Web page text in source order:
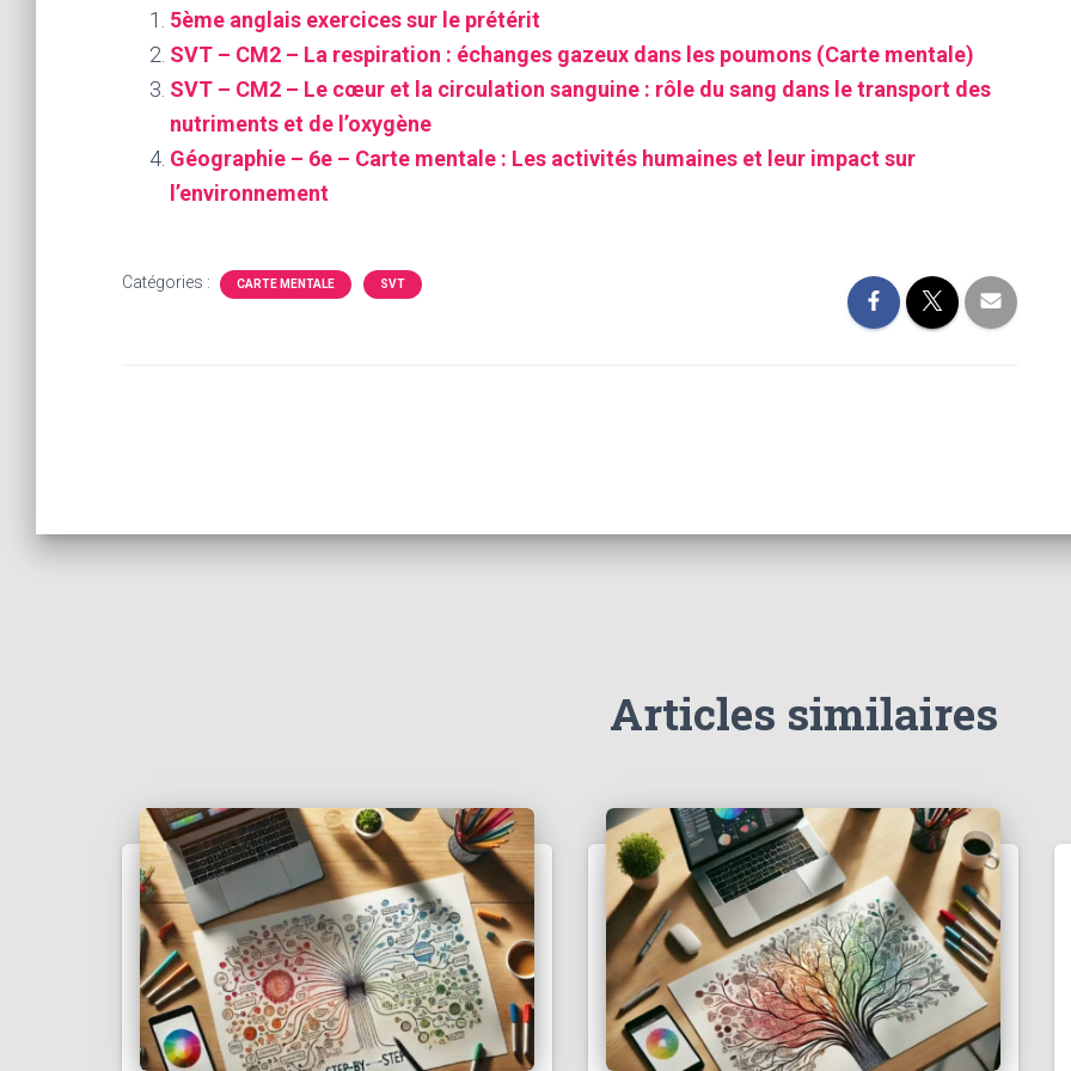
5ème anglais exercices sur le prétérit
SVT – CM2 – La respiration : échanges gazeux dans les poumons (Carte mentale)
SVT – CM2 – Le cœur et la circulation sanguine : rôle du sang dans le transport des
nutriments et de l’oxygène
Géographie – 6e – Carte mentale : Les activités humaines et leur impact sur
l’environnement
Catégories : CARTE MENTALE SVT
Articles similaires